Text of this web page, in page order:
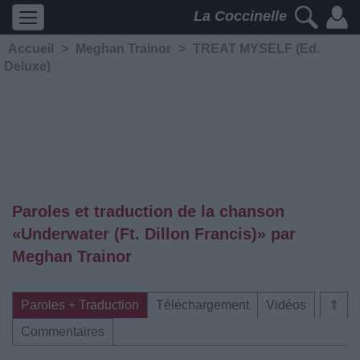
La Coccinelle
Accueil > Meghan Trainor > TREAT MYSELF (Ed.
Deluxe)
Paroles et traduction de la chanson
«Underwater (Ft. Dillon Francis)» par
Meghan Trainor
⇑
Paroles + Traduction Téléchargement
Vidéos
Commentaires